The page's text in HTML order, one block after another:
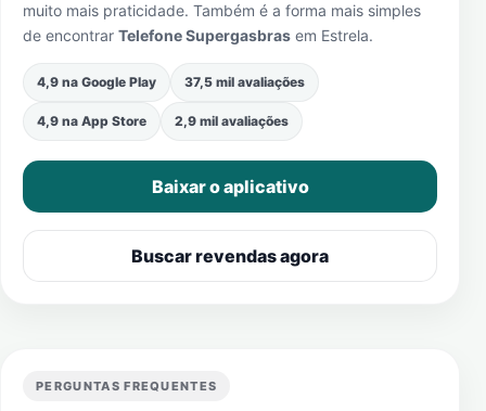
muito mais praticidade. Também é a forma mais simples
de encontrar Telefone Supergasbras em Estrela.
4,9 na Google Play 37,5 mil avaliações
4,9 na App Store 2,9 mil avaliações
Baixar o aplicativo
Buscar revendas agora
PERGUNTAS FREQUENTES